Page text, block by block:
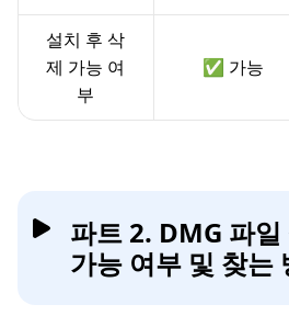
설치 후 삭
제 가능 여
부
✅ 가능
파트 2. DMG 파일
가능 여부 및 찾는